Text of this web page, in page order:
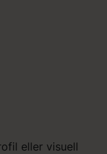
eller visuell